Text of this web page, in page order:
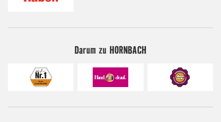
Darum zu HORNBACH